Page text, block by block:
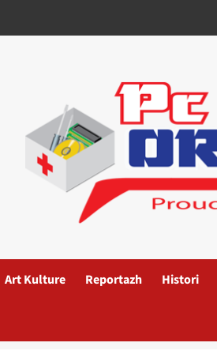
Art Kulture Reportazh Histori